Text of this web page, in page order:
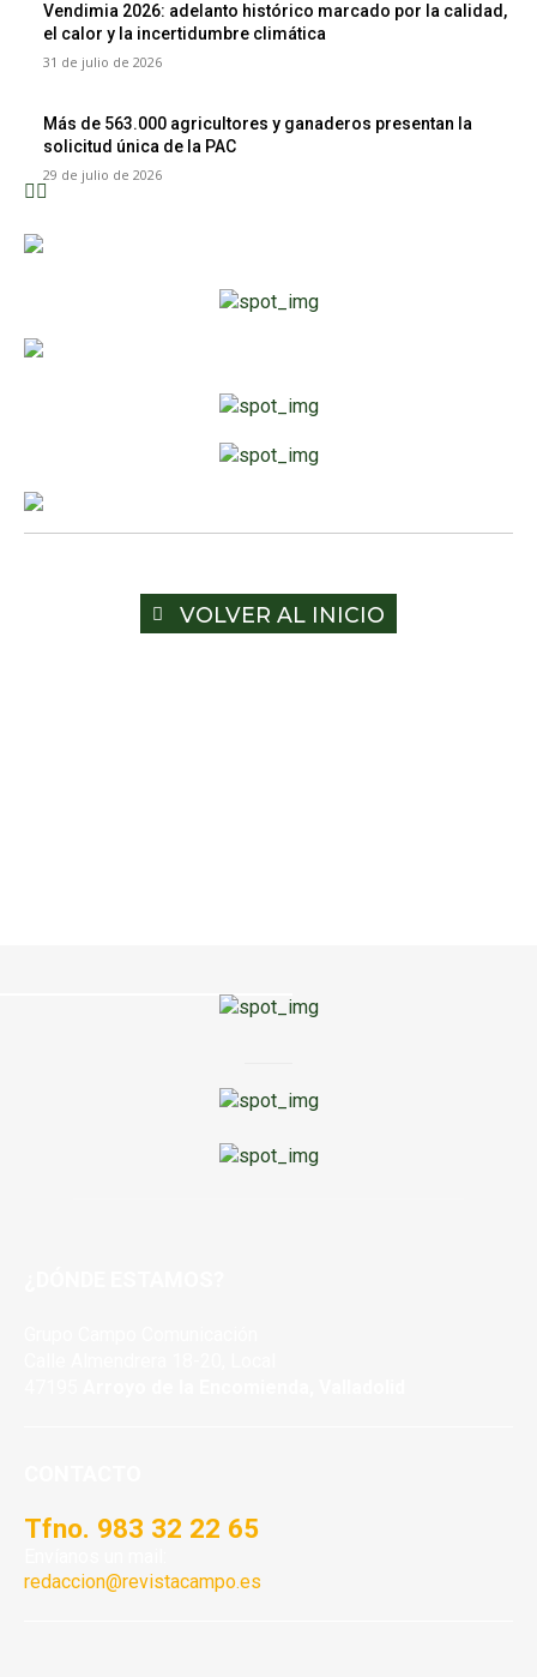
Vendimia 2026: adelanto histórico marcado por la calidad,
el calor y la incertidumbre climática
31 de julio de 2026
Más de 563.000 agricultores y ganaderos presentan la
solicitud única de la PAC
29 de julio de 2026
VOLVER AL INICIO
Tfno. 983 32 22 65
redaccion@revistacampo.es